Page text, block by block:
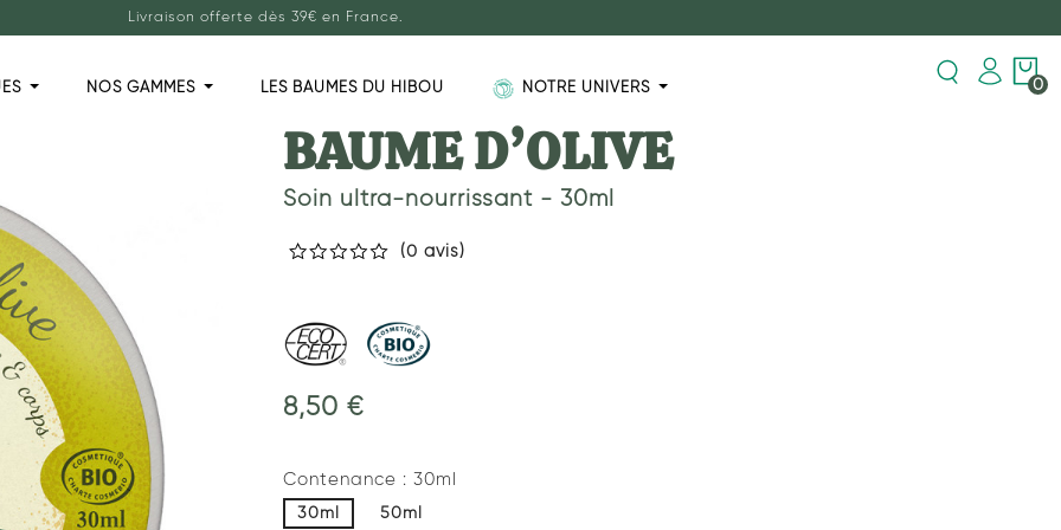
Livraison offerte dès 39€ en France.
NOS GAMMES LES BAUMES DU HIBOU NOTRE UNIVERS 0
BAUME D’OLIVE
Soin ultra-nourrissant - 30ml
(0 avis)
8,50 €
Contenance : 30ml
30ml 50ml